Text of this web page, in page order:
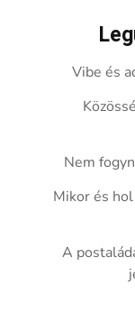
Vibe és
Nem
Mikor és
A